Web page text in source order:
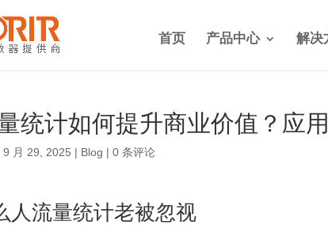
首页 产品中心 解决
统计如何提升商业价值？应
9 月 29, 2025 | Blog |0 条评论
人流量统计老被忽视